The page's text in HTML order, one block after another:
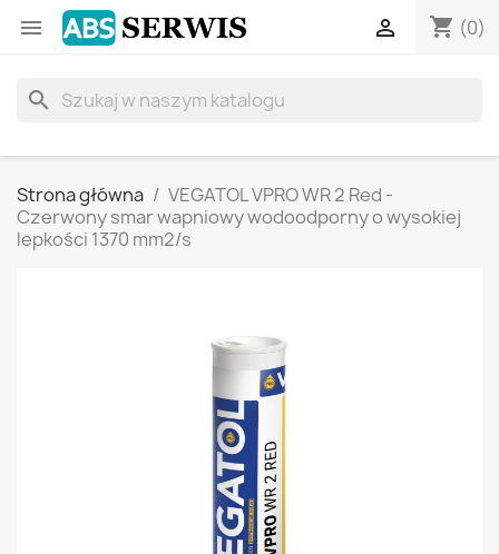
 shopping_cart (0)

search
Strona główna
VEGATOL VPRO WR 2 Red -
Czerwony smar wapniowy wodoodporny o wysokiej
lepkości 1370 mm2/s